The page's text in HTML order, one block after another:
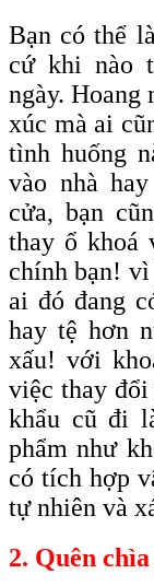
Bạn có thể
cứ khi nào
ngày. Hoang
xúc mà ai
tình huống
vào nhà
cửa, bạn
thay ổ khoá
chính bạn! vì
ai đó đang
hay tệ hơn
xấu! với
việc thay đổi
khẩu cũ đi
phẩm như
có tích hợp
tự nhiên và
2. Quên